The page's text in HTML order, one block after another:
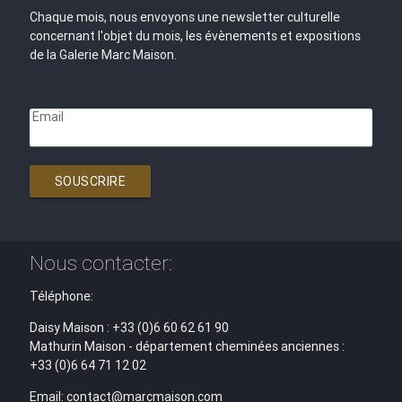
Chaque mois, nous envoyons une newsletter culturelle
concernant l'objet du mois, les évènements et expositions
de la Galerie Marc Maison.
Email
SOUSCRIRE
Nous contacter:
Téléphone:
Daisy Maison : +33 (0)6 60 62 61 90
Mathurin Maison - département cheminées anciennes :
+33 (0)6 64 71 12 02
Email: contact@marcmaison.com